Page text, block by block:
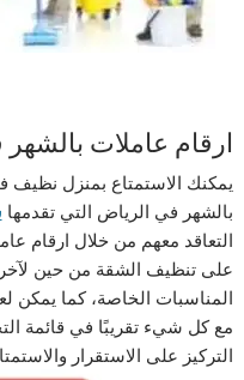
ارقام عاملات
يمكنك الاستمتاع بمنزل نظيف
بالشهر في الرياض التي تقدمها
التعاقد معهم من خلال ارقام
على تنظيف الشقة من حين
المناسبات الخاصة، كما يمكن
مع كل شيء تقريبًا في قائمة
التركيز على الاستقرار